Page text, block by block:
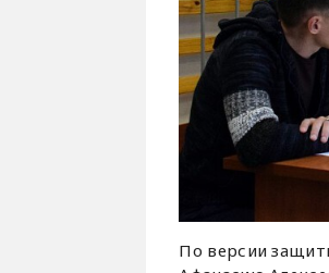
По версии